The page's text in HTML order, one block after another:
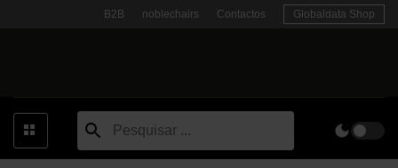
B2B noblechairs Contactos Globaldata Shop